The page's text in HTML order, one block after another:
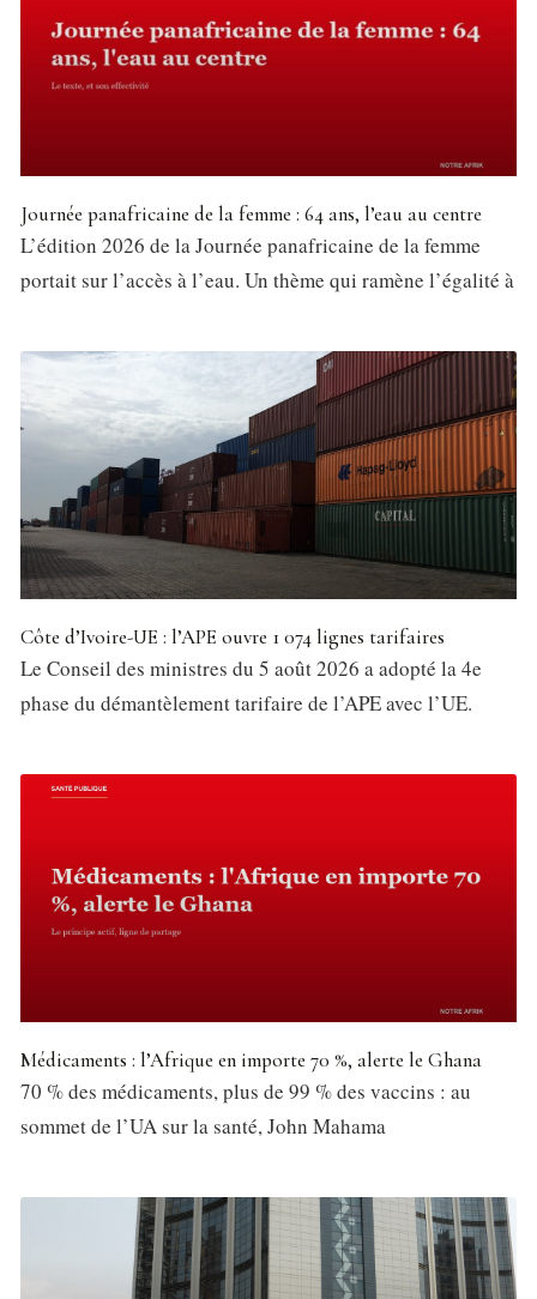
Journée panafricaine de la femme : 64 ans, l’eau au centre
L’édition 2026 de la Journée panafricaine de la femme
portait sur l’accès à l’eau. Un thème qui ramène l’égalité à
Côte d’Ivoire-UE : l’APE ouvre 1 074 lignes tarifaires
Le Conseil des ministres du 5 août 2026 a adopté la 4e
phase du démantèlement tarifaire de l’APE avec l’UE.
Médicaments : l’Afrique en importe 70 %, alerte le Ghana
70 % des médicaments, plus de 99 % des vaccins : au
sommet de l’UA sur la santé, John Mahama